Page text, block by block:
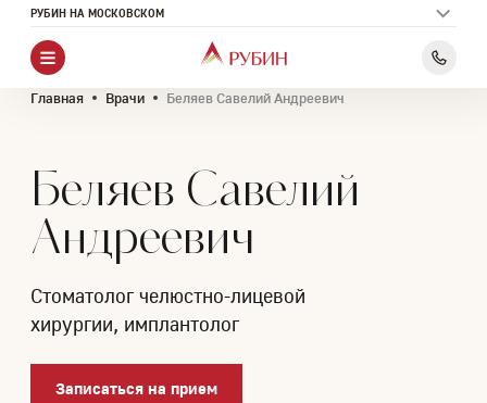
РУБИН НА МОСКОВСКОМ
Главная Врачи Беляев Савелий Андреевич
Беляев Савелий
Андреевич
Стоматолог челюстно-лицевой
хирургии, имплантолог
Записаться на прием